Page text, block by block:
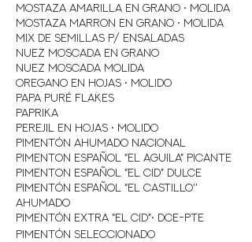
Mostaza Amarilla en Grano • Molida
Mostaza Marron en Grano • Molida
Mix de Semillas P/ Ensaladas
Nuez Moscada en Grano
Nuez Moscada Molida
Oregano en Hojas • Molido
Papa Puré Flakes
Paprika
Perejil en Hojas • Molido
Pimentón Ahumado Nacional
Pimenton Español “El Aguila” Picante
Pimenton Español “El Cid” Dulce
Pimentón Español “El Castillo’’
Ahumado
Pimentón Extra “El Cid”• Dce-Pte
Pimentón Seleccionado